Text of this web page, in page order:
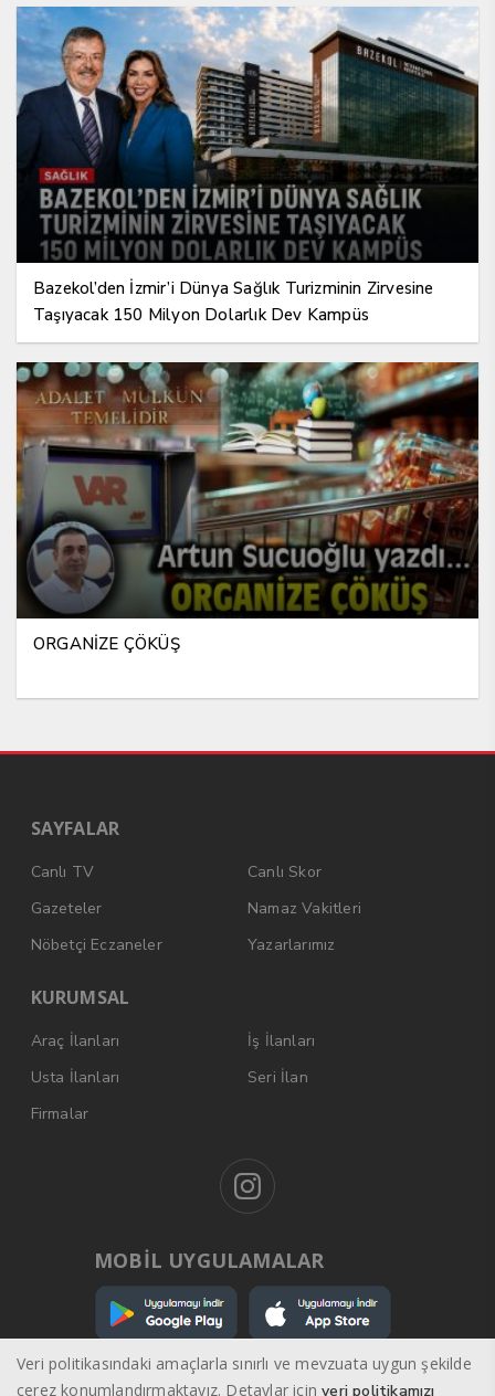
Bazekol’den İzmir’i Dünya Sağlık Turizminin Zirvesine
Taşıyacak 150 Milyon Dolarlık Dev Kampüs
ORGANİZE ÇÖKÜŞ
SAYFALAR
Canlı TV
Canlı Skor
Gazeteler
Namaz Vakitleri
Nöbetçi Eczaneler
Yazarlarımız
KURUMSAL
Araç İlanları
İş İlanları
Usta İlanları
Seri İlan
Firmalar
MOBİL UYGULAMALAR
Veri politikasındaki amaçlarla sınırlı ve mevzuata uygun şekilde
çerez konumlandırmaktayız. Detaylar içinveri politikamızı